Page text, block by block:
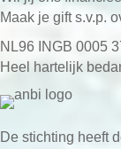
Maak je gift s.v.p.
NL96 INGB 0005
Heel hartelijk
De stichting heeft